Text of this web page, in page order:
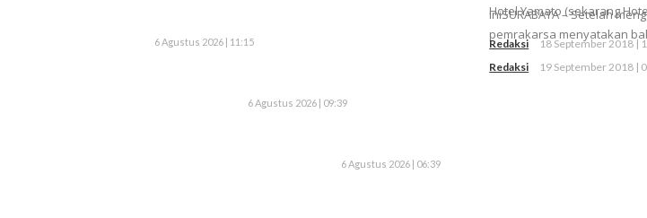
iniSURABAYA – Setelah
pemrakarsa menyatakan
Redaksi 19 September 2018 |
Hotel Yamato (sekarang
Redaksi 18 September 2018 |
6 Agustus 2026 | 11:15
6 Agustus 2026 | 09:39
6 Agustus 2026 | 06:39